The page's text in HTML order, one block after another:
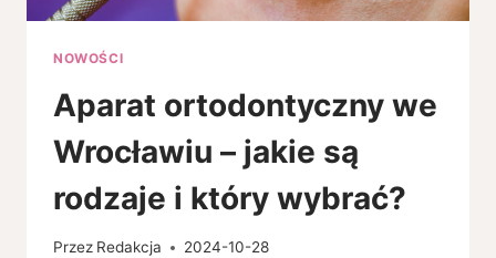
NOWOŚCI
Aparat ortodontyczny we
Wrocławiu – jakie są
rodzaje i który wybrać?
Przez Redakcja 2024-10-28